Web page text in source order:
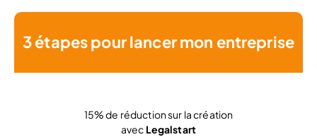
3 étapes pour lancer mon entreprise
15% de réduction sur la création
avec Legalstart